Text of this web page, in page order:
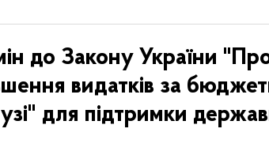
до Закону України
видатків за
для підтримки